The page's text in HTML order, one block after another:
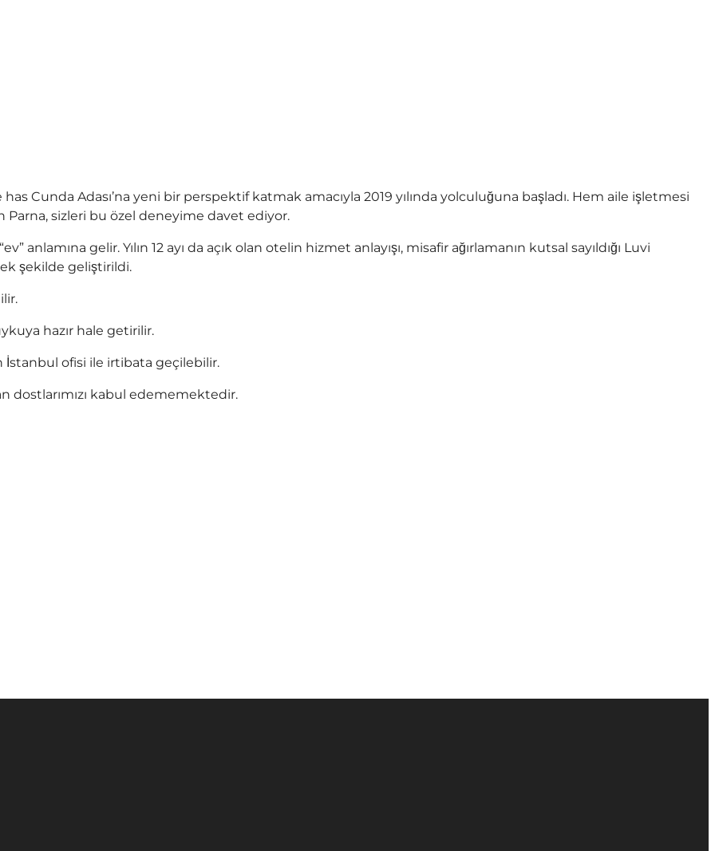
Cunda Adası’na yeni bir perspektif katmak amacıyla 2019 yılında yolculuğuna başladı. Hem aile işletmesi
Parna, sizleri bu özel deneyime davet ediyor.
anlamına gelir. Yılın 12 ayı da açık olan otelin hizmet anlayışı, misafir ağırlamanın kutsal sayıldığı Luvi
şekilde geliştirildi.
hazır hale getirilir.
ofisi ile irtibata geçilebilir.
dostlarımızı kabul edememektedir.